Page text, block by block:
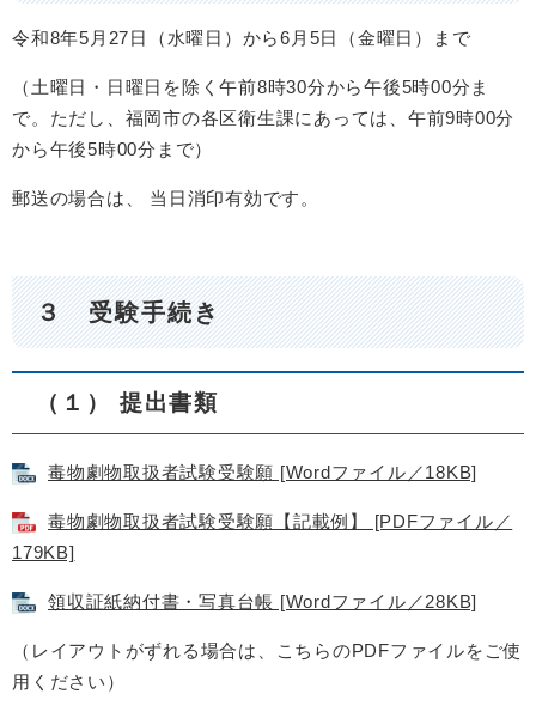
令和8年5月27日（水曜日）から6月5日（金曜日）まで
（土曜日・日曜日を除く午前8時30分から午後5時00分ま
で。ただし、福岡市の各区衛生課にあっては、午前9時00分
から午後5時00分まで）
郵送の場合は、 当日消印有効です。
３ 受験手続き
（１） 提出書類
毒物劇物取扱者試験受験願 [Wordファイル／18KB]
毒物劇物取扱者試験受験願【記載例】 [PDFファイル／
179KB]
領収証紙納付書・写真台帳 [Wordファイル／28KB]
（レイアウトがずれる場合は、こちらのPDFファイルをご使
用ください）